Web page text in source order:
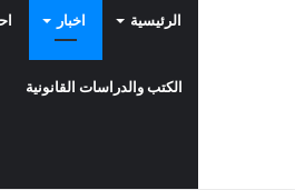
الرئيسية اخبار
الكتب والدراسات القانونية